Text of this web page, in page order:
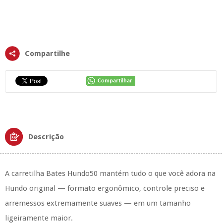
Compartilhe
Descrição
A carretilha Bates Hundo50 mantém tudo o que você adora na
Hundo original — formato ergonômico, controle preciso e
arremessos extremamente suaves — em um tamanho
ligeiramente maior.